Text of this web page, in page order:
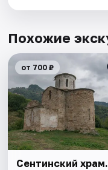
Похожие
от 700 ₽
Сентинский храм.